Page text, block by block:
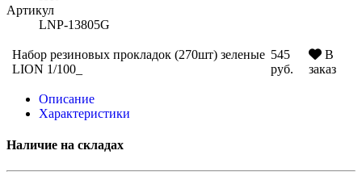
Артикул
LNP-13805G
Набор резиновых прокладок (270шт) зеленые
LION 1/100_
545
руб.
В
заказ
Описание
Характеристики
Наличие на складах